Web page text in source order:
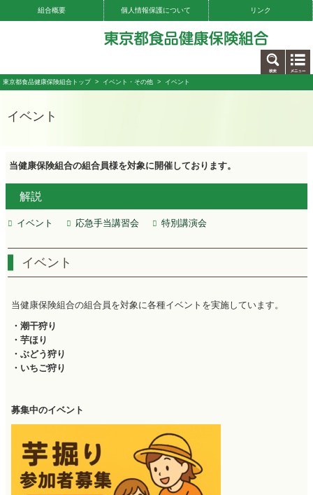
組合概要 個人情報保護について リンク
東京都食品健康保険組合トップ> イベント・その他 > イベント
イベント
当健康保険組合の組合員様を対象に開催しております。
解説
イベント 応急手当講習会 特別講演会
イベント
当健康保険組合の組合員を対象に各種イベントを実施しています。
・潮干狩り
・芋ほり
・ぶどう狩り
・いちご狩り
募集中のイベント